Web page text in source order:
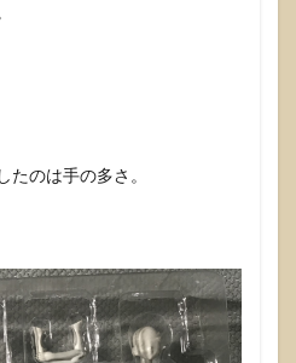
たのは手の多さ。